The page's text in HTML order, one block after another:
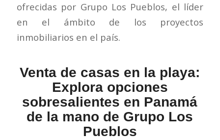
ofrecidas por Grupo Los Pueblos, el líder
en el ámbito de los proyectos
inmobiliarios en el país.
Venta de casas en la playa:
Explora opciones
sobresalientes en Panamá
de la mano de Grupo Los
Pueblos